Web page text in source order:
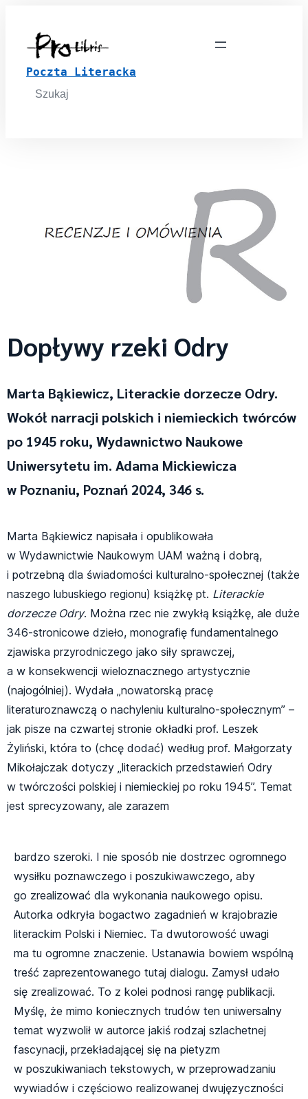
Poczta Literacka
Search
for:
Dopływy rzeki Odry
Marta Bąkiewicz, Literackie dorzecze Odry.
Wokół narracji polskich i niemieckich twórców
po 1945 roku, Wydawnictwo Naukowe
Uniwersytetu im. Adama Mickiewicza
w Poznaniu, Poznań 2024, 346 s.
Marta Bąkiewicz napisała i opublikowała
w Wydawnictwie Naukowym UAM ważną i dobrą,
i potrzebną dla świadomości kulturalno-społecznej (także
naszego lubuskiego regionu) książkę pt. Literackie
dorzecze Odry. Można rzec nie zwykłą książkę, ale duże
346-stronicowe dzieło, monografię fundamentalnego
zjawiska przyrodniczego jako siły sprawczej,
a w konsekwencji wieloznacznego artystycznie
(najogólniej). Wydała „nowatorską pracę
literaturoznawczą o nachyleniu kulturalno-społecznym” –
jak pisze na czwartej stronie okładki prof. Leszek
Żyliński, która to (chcę dodać) według prof. Małgorzaty
Mikołajczak dotyczy „literackich przedstawień Odry
w twórczości polskiej i niemieckiej po roku 1945”. Temat
jest sprecyzowany, ale zarazem
bardzo szeroki. I nie sposób nie dostrzec ogromnego
wysiłku poznawczego i poszukiwawczego, aby
go zrealizować dla wykonania naukowego opisu.
Autorka odkryła bogactwo zagadnień w krajobrazie
literackim Polski i Niemiec. Ta dwutorowość uwagi
ma tu ogromne znaczenie. Ustanawia bowiem wspólną
treść zaprezentowanego tutaj dialogu. Zamysł udało
się zrealizować. To z kolei podnosi rangę publikacji.
Myślę, że mimo koniecznych trudów ten uniwersalny
temat wyzwolił w autorce jakiś rodzaj szlachetnej
fascynacji, przekładającej się na pietyzm
w poszukiwaniach tekstowych, w przeprowadzaniu
wywiadów i częściowo realizowanej dwujęzyczności